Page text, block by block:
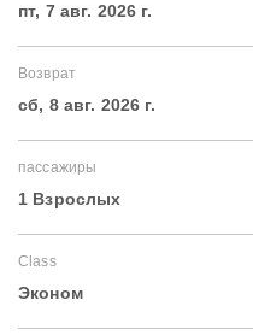
пт, 7 авг. 2026 г.
Возврат
сб, 8 авг. 2026 г.
пассажиры
1 Взрослых
Class
Эконом